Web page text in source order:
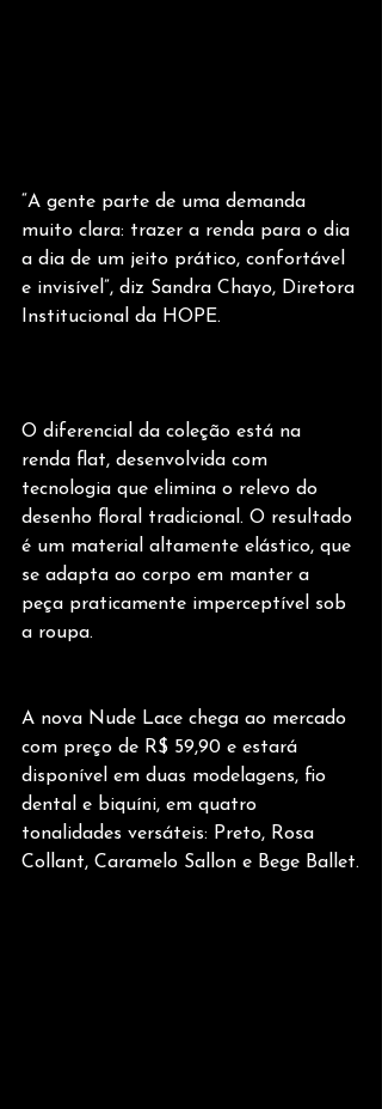
“A gente parte de uma demanda
muito clara: trazer a renda para o dia
a dia de um jeito prático, confortável
e invisível”, diz Sandra Chayo, Diretora
Institucional da HOPE.
O diferencial da coleção está na
renda flat, desenvolvida com
tecnologia que elimina o relevo do
desenho floral tradicional. O resultado
é um material altamente elástico, que
se adapta ao corpo em manter a
peça praticamente imperceptível sob
a roupa.
A nova Nude Lace chega ao mercado
com preço de R$ 59,90 e estará
disponível em duas modelagens, fio
dental e biquíni, em quatro
tonalidades versáteis: Preto, Rosa
Collant, Caramelo Sallon e Bege Ballet.